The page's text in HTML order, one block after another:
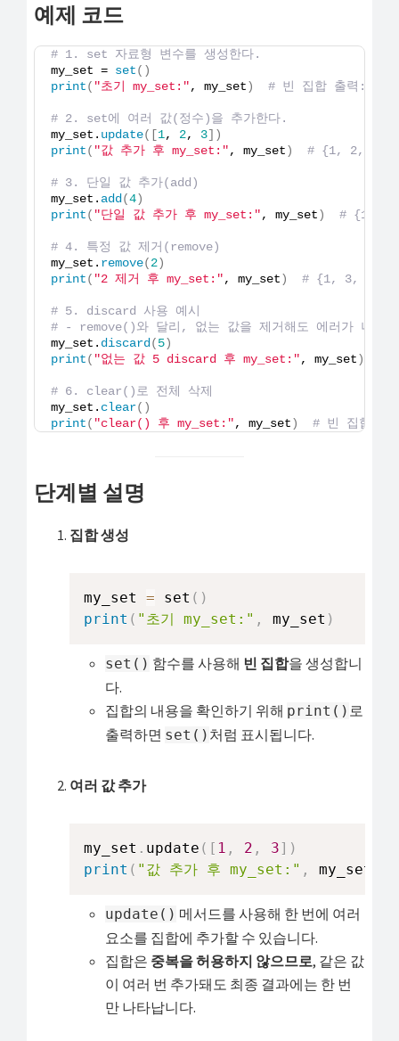
예제 코드
# 1. set 자료형 변수를 생성한다.
my_set = set()
print( "초기 my_set:", my_set) # 빈 집합 출력:
# 2. set에 여러 값(정수)을 추가한다.
my_set. update([1, 2, 3])
print( "값 추가 후 my_set:", my_set) # {1, 2, 3}
# 3. 단일 값 추가(add)
my_set. add(4)
print( "단일 값 추가 후 my_set:", my_set) # {1,
# 4. 특정 값 제거(remove)
my_set. remove(2)
print( "2 제거 후 my_set:", my_set) # {1, 3, 4}
# 5. discard 사용 예시
# - remove()와 달리, 없는 값을 제거해도 에러가 나지
my_set. discard(5)
print( "없는 값 5 discard 후 my_set:", my_set)
# 6. clear()로 전체 삭제
my_set. clear()
print( "clear() 후 my_set:", my_set) # 빈 집합:
단계별 설명
집합 생성
my_set = set ( )
print ( "초기 my_set:" , my_set )
set() 함수를 사용해 빈 집합을 생성합니
다.
집합의 내용을 확인하기 위해 print() 로
출력하면 set() 처럼 표시됩니다.
여러 값 추가
my_set . update ( [ 1 , 2 , 3] )
print ( "값 추가 후 my_set:" , my_set
update() 메서드를 사용해 한 번에 여러
요소를 집합에 추가할 수 있습니다.
집합은 중복을 허용하지 않으므로, 같은 값
이 여러 번 추가돼도 최종 결과에는 한 번
만 나타납니다.